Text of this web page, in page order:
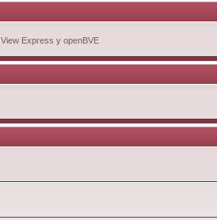
Express y openBVE